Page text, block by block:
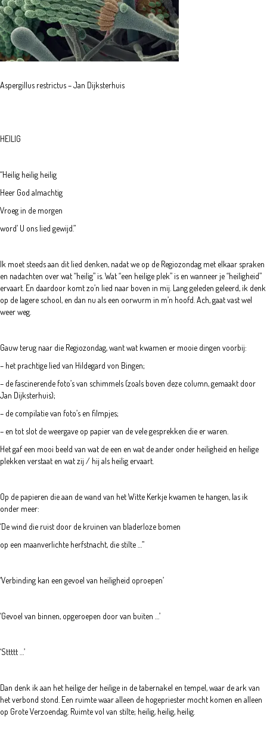
Aspergillus restrictus – Jan Dijksterhuis
HEILIG
“Heilig heilig heilig
Heer God almachtig
Vroeg in de morgen
word’ U ons lied gewijd.”
Ik moet steeds aan dit lied denken, nadat we op de Regiozondag met elkaar spraken
en nadachten over wat “heilig” is. Wat “een heilige plek” is en wanneer je “heiligheid”
ervaart. En daardoor komt zo’n lied naar boven in mij. Lang geleden geleerd, ik denk
op de lagere school, en dan nu als een oorwurm in m’n hoofd. Ach, gaat vast wel
weer weg.
Gauw terug naar die Regiozondag, want wat kwamen er mooie dingen voorbij:
– het prachtige lied van Hildegard von Bingen;
– de fascinerende foto’s van schimmels (zoals boven deze column, gemaakt door
Jan Dijksterhuis);
– de compilatie van foto’s en filmpjes;
– en tot slot de weergave op papier van de vele gesprekken die er waren.
Het gaf een mooi beeld van wat de een en wat de ander onder heiligheid en heilige
plekken verstaat en wat zij / hij als heilig ervaart.
Op de papieren die aan de wand van het Witte Kerkje kwamen te hangen, las ik
onder meer:
‘De wind die ruist door de kruinen van bladerloze bomen
op een maanverlichte herfstnacht, die stilte …”
‘Verbinding kan een gevoel van heiligheid oproepen’
‘Gevoel van binnen, opgeroepen door van buiten …’
‘Sttttt …’
Dan denk ik aan het heilige der heilige in de tabernakel en tempel, waar de ark van
het verbond stond. Een ruimte waar alleen de hogepriester mocht komen en alleen
op Grote Verzoendag. Ruimte vol van stilte; heilig, heilig, heilig.